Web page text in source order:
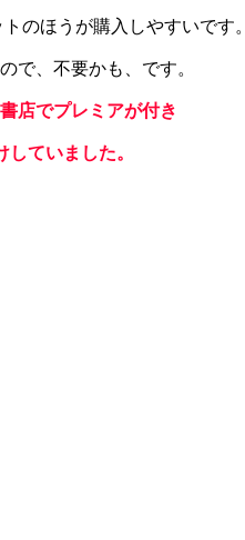
のほうが購入しやすいです。
で、不要かも、です。
店でプレミアが付き
ていました。